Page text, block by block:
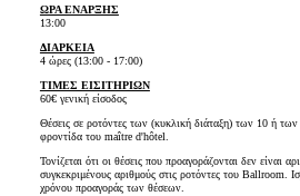
ΩΡΑ ΕΝΑΡΞΗΣ
13:00
ΔΙΑΡΚΕΙΑ
4 ώρες (13:00 - 17:00)
ΤΙΜΕΣ ΕΙΣΙΤΗΡΙΩΝ
60€ γενική είσοδος
Θέσεις σε ροτόντες των (κυκλική διάταξη) των 10 ή
φροντίδα του maître d'hôtel.
Τονίζεται ότι οι θέσεις που προαγοράζονται δεν είναι
συγκεκριμένους αριθμούς στις ροτόντες του Ballroom.
χρόνου προαγοράς των θέσεων.